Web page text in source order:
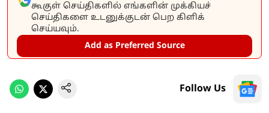
கூகுள் செய்திகளில் எங்களின் முக்கியச்
செய்திகளை உடனுக்குடன் பெற கிளிக்
செய்யவும்.
Add as Preferred Source
Follow Us